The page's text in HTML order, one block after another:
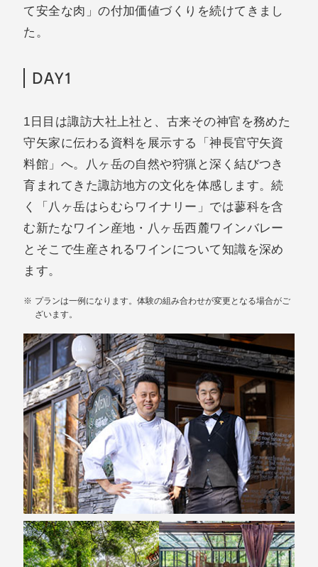
て安全な肉」の付加価値づくりを続けてきまし
た。
DAY1
1日目は諏訪大社上社と、古来その神官を務めた
守矢家に伝わる資料を展示する「神長官守矢資
料館」へ。八ヶ岳の自然や狩猟と深く結びつき
育まれてきた諏訪地方の文化を体感します。続
く「八ヶ岳はらむらワイナリー」では蓼科を含
む新たなワイン産地・八ヶ岳西麓ワインバレー
とそこで生産されるワインについて知識を深め
ます。
プランは一例になります。体験の組み合わせが変更となる場合がご
ざいます。